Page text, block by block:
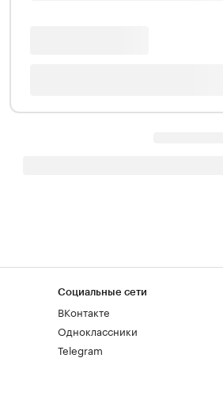
Социальные сети
ВКонтакте
Одноклассники
Telegram